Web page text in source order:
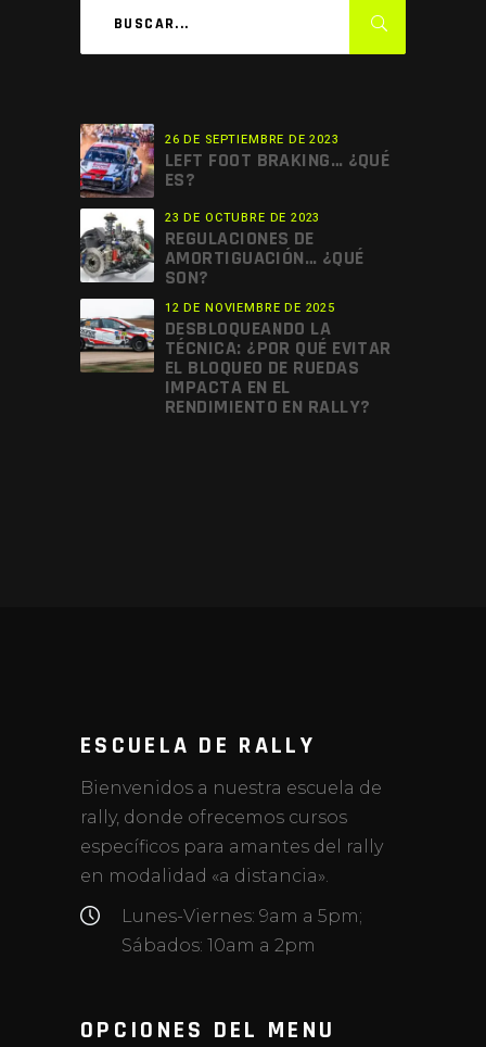
26 DE SEPTIEMBRE DE 2023
LEFT FOOT BRAKING… ¿QUÉ
ES?
23 DE OCTUBRE DE 2023
REGULACIONES DE
AMORTIGUACIÓN… ¿QUÉ
SON?
12 DE NOVIEMBRE DE 2025
DESBLOQUEANDO LA
TÉCNICA: ¿POR QUÉ EVITAR
EL BLOQUEO DE RUEDAS
IMPACTA EN EL
RENDIMIENTO EN RALLY?
ESCUELA DE RALLY
Bienvenidos a nuestra escuela de
rally, donde ofrecemos cursos
específicos para amantes del rally
en modalidad «a distancia».
Lunes-Viernes: 9am a 5pm;
Sábados: 10am a 2pm
OPCIONES DEL MENU